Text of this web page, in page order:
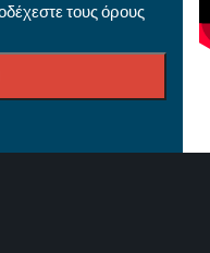
τους όρους